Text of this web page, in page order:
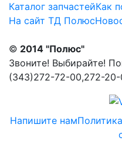
Каталог запчастейКак
На сайт ТД Полюс
© 2014 "Полюс"
Звоните! Выбирайте!
(343)272-72-00,272-
Напишите нам